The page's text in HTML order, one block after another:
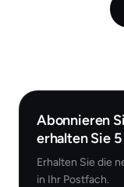
Abonnieren
erhalten Sie
Erhalten Sie die
in Ihr Postfach.